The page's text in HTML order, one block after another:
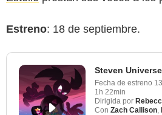
Estreno: 18 de septiembre.
Steven
Fecha de estreno
1h 22min
Dirigida por
Con Zach Callison